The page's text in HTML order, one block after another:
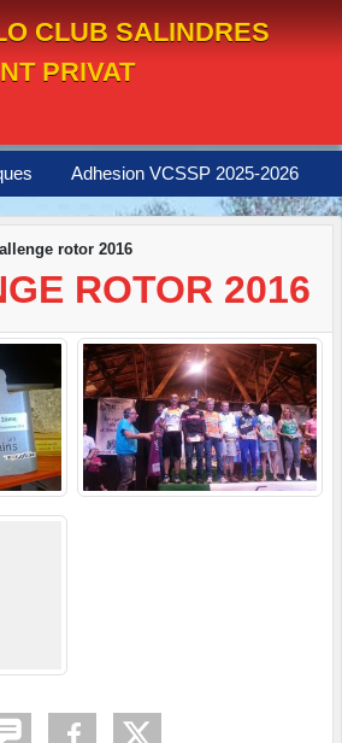
CLUB SALINDRES
PRIVAT
Adhesion VCSSP 2025-2026
rotor 2016
ROTOR 2016
cookies